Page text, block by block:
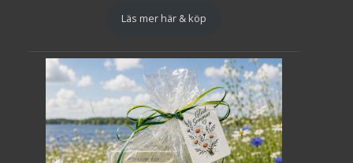
Läs mer här & köp